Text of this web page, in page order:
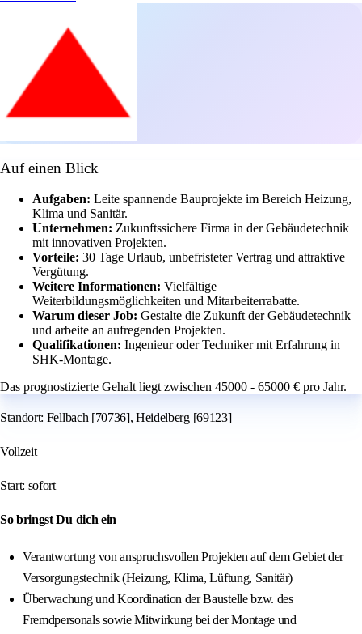
Auf einen Blick
Aufgaben: Leite spannende Bauprojekte im Bereich Heizung,
Klima und Sanitär.
Unternehmen: Zukunftssichere Firma in der Gebäudetechnik
mit innovativen Projekten.
Vorteile: 30 Tage Urlaub, unbefristeter Vertrag und attraktive
Vergütung.
Weitere Informationen: Vielfältige
Weiterbildungsmöglichkeiten und Mitarbeiterrabatte.
Warum dieser Job: Gestalte die Zukunft der Gebäudetechnik
und arbeite an aufregenden Projekten.
Qualifikationen: Ingenieur oder Techniker mit Erfahrung in
SHK-Montage.
Das prognostizierte Gehalt liegt zwischen 45000 - 65000 € pro Jahr.
Standort: Fellbach [70736], Heidelberg [69123]
Vollzeit
Start: sofort
So bringst Du dich ein
Verantwortung von anspruchsvollen Projekten auf dem Gebiet der
Versorgungstechnik (Heizung, Klima, Lüftung, Sanitär)
Überwachung und Koordination der Baustelle bzw. des
Fremdpersonals sowie Mitwirkung bei der Montage und